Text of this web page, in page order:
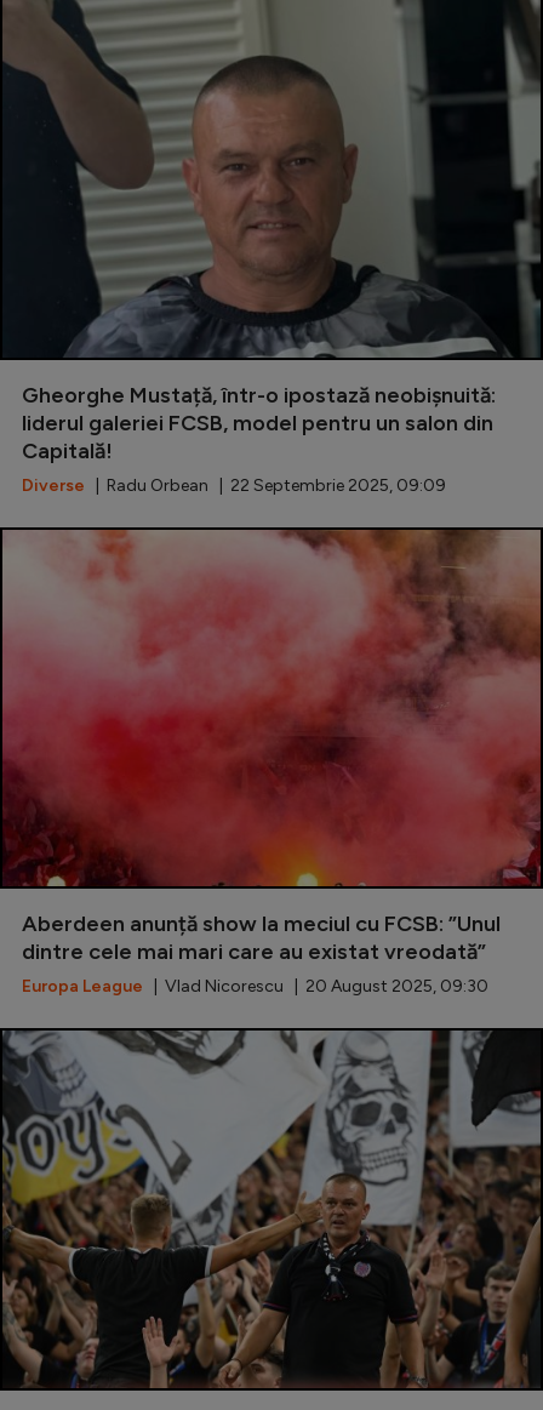
Gheorghe Mustață, într-o ipostază neobișnuită:
liderul galeriei FCSB, model pentru un salon din
Capitală!
Diverse | Radu Orbean | 22 Septembrie 2025, 09:09
Aberdeen anunță show la meciul cu FCSB: ”Unul
dintre cele mai mari care au existat vreodată”
Europa League | Vlad Nicorescu | 20 August 2025, 09:30